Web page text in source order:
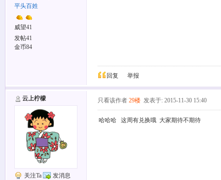
平头百姓
威望41
发帖41
金币84
回复 举报
云上柠檬
关注Ta
发消息
只看该作者 29楼 发表于: 2015-11-30 15:40
哈哈哈 这周有兑换哦 大家期待不期待